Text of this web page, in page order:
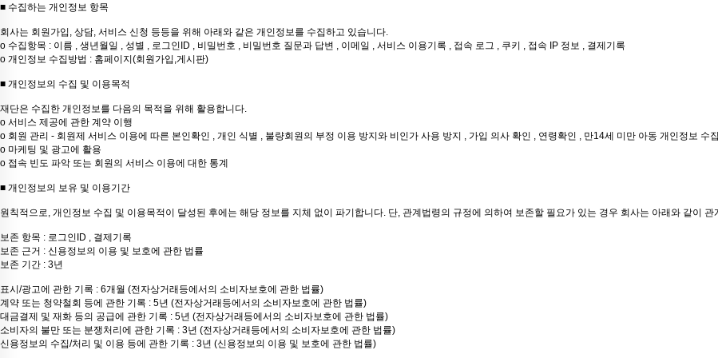
■ 수집하는 개인정보 항목
회사는 회원가입, 상담, 서비스 신청 등등을 위해 아래와 같은 개인정보를 수집하고 있습니다.
ο 수집항목 : 이름 , 생년월일 , 성별 , 로그인ID , 비밀번호 , 비밀번호 질문과 답변 , 이메일 , 서비스 이용기록 , 접속 로그 , 쿠키 , 접속 IP 정보 , 결제기록
ο 개인정보 수집방법 : 홈페이지(회원가입,게시판)
■ 개인정보의 수집 및 이용목적
재단은 수집한 개인정보를 다음의 목적을 위해 활용합니다.
ο 서비스 제공에 관한 계약 이행
ο 회원 관리 - 회원제 서비스 이용에 따른 본인확인 , 개인 식별 , 불량회원의 부정 이용 방지와 비인가 사용 방지 , 가입 의사 확인 , 연령확인 , 만14세 미만 아동 개인정보 수
ο 마케팅 및 광고에 활용
ο 접속 빈도 파악 또는 회원의 서비스 이용에 대한 통계
■ 개인정보의 보유 및 이용기간
원칙적으로, 개인정보 수집 및 이용목적이 달성된 후에는 해당 정보를 지체 없이 파기합니다. 단, 관계법령의 규정에 의하여 보존할 필요가 있는 경우 회사는 아래와 같이
보존 항목 : 로그인ID , 결제기록
보존 근거 : 신용정보의 이용 및 보호에 관한 법률
보존 기간 : 3년
표시/광고에 관한 기록 : 6개월 (전자상거래등에서의 소비자보호에 관한 법률)
계약 또는 청약철회 등에 관한 기록 : 5년 (전자상거래등에서의 소비자보호에 관한 법률)
대금결제 및 재화 등의 공급에 관한 기록 : 5년 (전자상거래등에서의 소비자보호에 관한 법률)
소비자의 불만 또는 분쟁처리에 관한 기록 : 3년 (전자상거래등에서의 소비자보호에 관한 법률)
신용정보의 수집/처리 및 이용 등에 관한 기록 : 3년 (신용정보의 이용 및 보호에 관한 법률)